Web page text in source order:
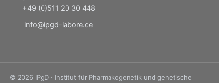
+49 (0)511 20 30 448
info@ipgd-labore.de
© 2026 IPgD · Institut für Pharmakogenetik und genetische